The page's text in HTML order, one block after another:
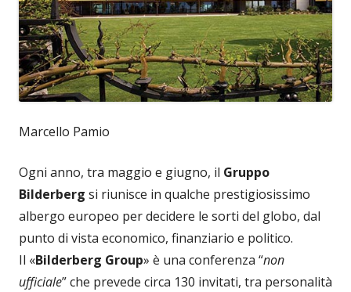
Marcello Pamio
Ogni anno, tra maggio e giugno, il Gruppo
Bilderberg si riunisce in qualche prestigiosissimo
albergo europeo per decidere le sorti del globo, dal
punto di vista economico, finanziario e politico.
Il «Bilderberg Group» è una conferenza “non
ufficiale” che prevede circa 130 invitati, tra personalità